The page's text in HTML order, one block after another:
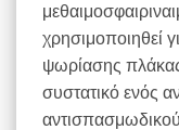
χρησιμοποιηθεί
ψωρίασης
συστατικό ενός